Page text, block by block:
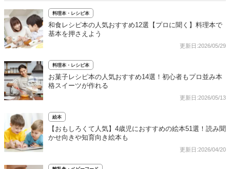
料理本・レシピ本
和食レシピ本の人気おすすめ12選【プロに聞く】料理本で
基本を押さえよう
更新日:2026/05/29
料理本・レシピ本
お菓子レシピ本の人気おすすめ14選！初心者もプロ並み本
格スイーツが作れる
更新日:2026/05/13
絵本
【おもしろくて人気】4歳児におすすめの絵本51選！読み聞
かせ向きや知育向き絵本も
更新日:2026/04/20